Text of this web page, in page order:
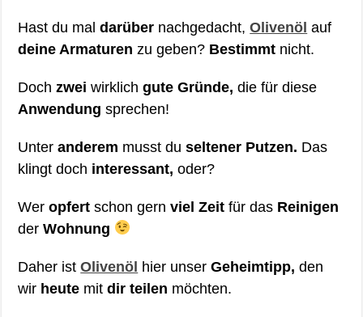
Hast du maldarüber nachgedacht,Olivenöl auf
deine Armaturen zu geben? Bestimmt nicht.
Dochzwei wirklichgute Gründe, die für diese
Anwendung sprechen!
Unteranderem musst duseltener Putzen. Das
klingt doch interessant, oder?
Weropfert schon gernviel Zeit für das Reinigen
derWohnung
Daher istOlivenöl hier unserGeheimtipp, den
wir heute mitdir teilen möchten.